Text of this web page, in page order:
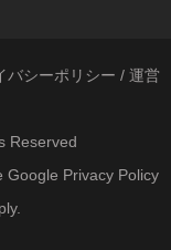
バシーポリシー / 運営
Reserved
Google Privacy Policy